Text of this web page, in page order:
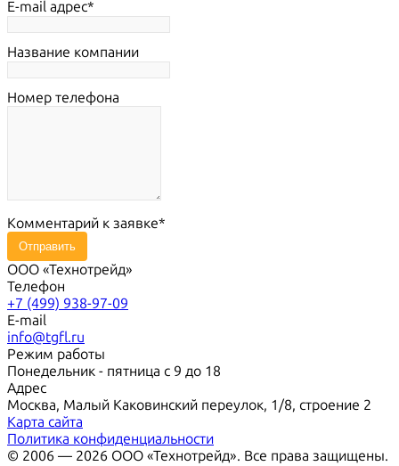
E-mail адрес
Название компании
Номер телефона
Комментарий к заявке
Отправить
ООО «Технотрейд»
Телефон
+7 (499) 938-97-09
E-mail
info@tgfl.ru
Режим работы
Понедельник - пятница с 9 до 18
Адрес
Москва, Малый Каковинский переулок, 1/8, строение 2
Карта сайта
Политика конфиденциальности
© 2006 — 2026 ООО «Технотрейд». Все права защищены.